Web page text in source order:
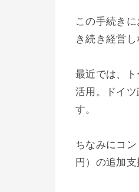
この手続き
き続き経営
最近では、
活用。ドイ
す。
ちなみにコ
円）の追加